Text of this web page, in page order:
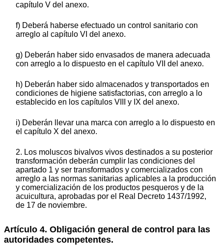
capítulo V del anexo.
f) Deberá haberse efectuado un control sanitario con
arreglo al capítulo VI del anexo.
g) Deberán haber sido envasados de manera adecuada
con arreglo a lo dispuesto en el capítulo VII del anexo.
h) Deberán haber sido almacenados y transportados en
condiciones de higiene satisfactorias, con arreglo a lo
establecido en los capítulos VIII y IX del anexo.
i) Deberán llevar una marca con arreglo a lo dispuesto en
el capítulo X del anexo.
2. Los moluscos bivalvos vivos destinados a su posterior
transformación deberán cumplir las condiciones del
apartado 1 y ser transformados y comercializados con
arreglo a las normas sanitarias aplicables a la producción
y comercialización de los productos pesqueros y de la
acuicultura, aprobadas por el Real Decreto 1437/1992,
de 17 de noviembre.
Artículo 4. Obligación general de control para las
autoridades competentes.